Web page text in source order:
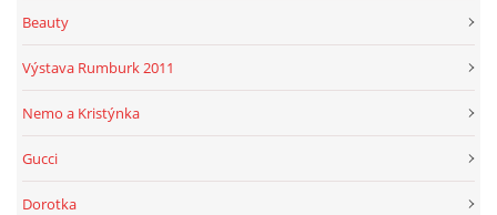
Beauty
Výstava Rumburk 2011
Nemo a Kristýnka
Gucci
Dorotka